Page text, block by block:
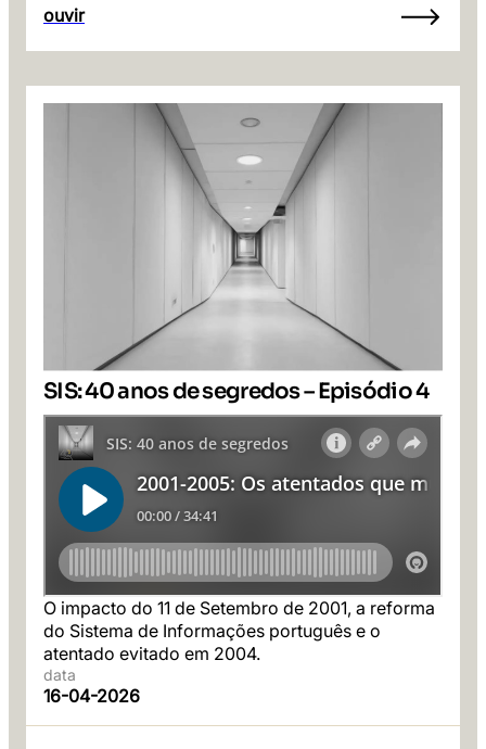
ouvir
SIS: 40 anos de segredos – Episódio 4
O impacto do 11 de Setembro de 2001, a reforma
do Sistema de Informações português e o
atentado evitado em 2004.
data
16-04-2026